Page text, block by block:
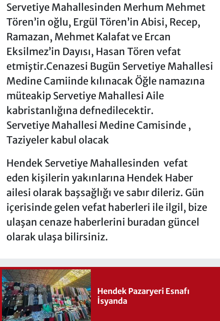
Servetiye Mahallesinden Merhum Mehmet
Tören’in oğlu, Ergül Tören’in Abisi, Recep,
Ramazan, Mehmet Kalafat ve Ercan
Eksilmez’in Dayısı, Hasan Tören vefat
etmiştir.Cenazesi Bugün Servetiye Mahallesi
Medine Camiinde kılınacak Öğle namazına
müteakip Servetiye Mahallesi Aile
kabristanlığına defnedilecektir.
Servetiye Mahallesi Medine Camisinde ,
Taziyeler kabul olacak
Hendek Servetiye Mahallesinden vefat
eden kişilerin yakınlarına Hendek Haber
ailesi olarak başsağlığı ve sabır dileriz. Gün
içerisinde gelen vefat haberleri ile ilgil, bize
ulaşan cenaze haberlerini buradan güncel
olarak ulaşa bilirsiniz.
Hendek Pazaryeri Esnafı
İsyanda